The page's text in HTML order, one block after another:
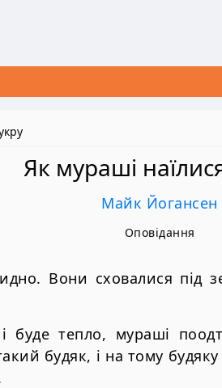
Як мураші
Майк Йогансен
Оповідання
Вони сховалися під
буде тепло, мураші
будяк, і на тому будяку